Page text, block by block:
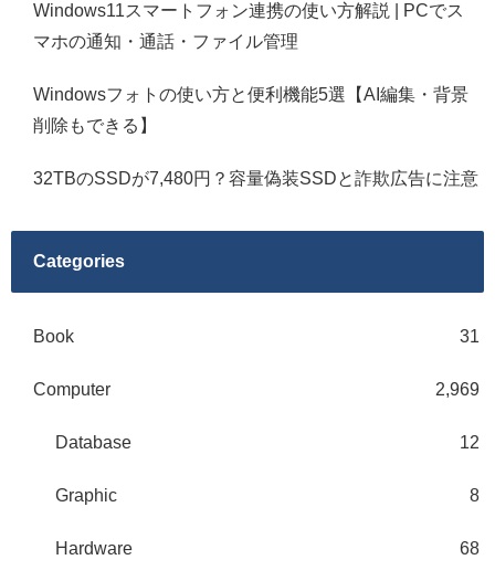
Windows11スマートフォン連携の使い方解説 | PCでス
マホの通知・通話・ファイル管理
Windowsフォトの使い方と便利機能5選【AI編集・背景
削除もできる】
32TBのSSDが7,480円？容量偽装SSDと詐欺広告に注意
Categories
Book 31
Computer 2,969
Database 12
Graphic 8
Hardware 68